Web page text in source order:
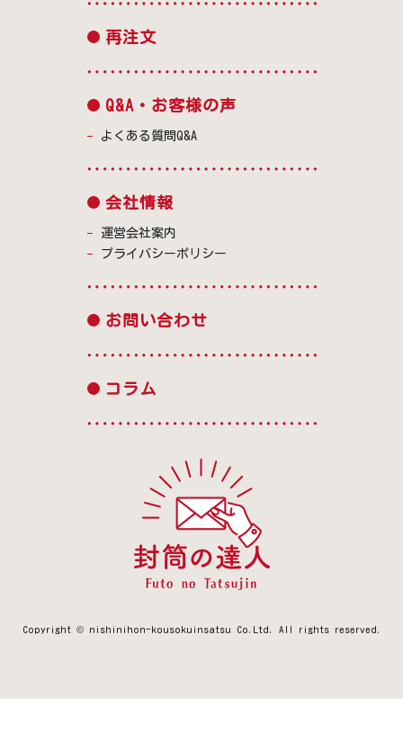
再注文
Q&A・お客様の声
よくある質問Q&A
会社情報
運営会社案内
プライバシーポリシー
お問い合わせ
コラム
Copyright © nishinihon-kousokuinsatsu Co.Ltd. All rights reserved.